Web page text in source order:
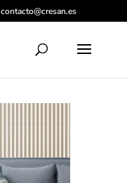
contacto@cresan.es